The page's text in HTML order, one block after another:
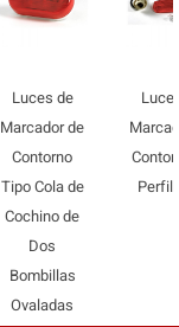
Luces de
Marcador de
Contorno
Tipo Cola de
Cochino de
Dos
Bombillas
Ovaladas
Perfil